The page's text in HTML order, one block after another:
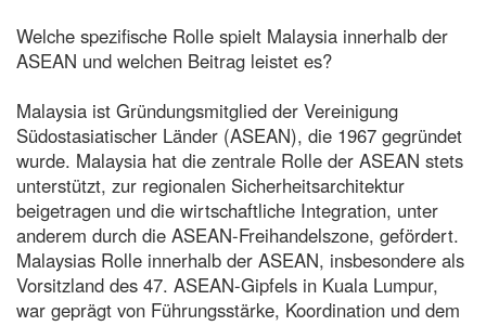
Welche spezifische Rolle spielt Malaysia innerhalb der
ASEAN und welchen Beitrag leistet es?
Malaysia ist Gründungsmitglied der Vereinigung
Südostasiatischer Länder (ASEAN), die 1967 gegründet
wurde. Malaysia hat die zentrale Rolle der ASEAN stets
unterstützt, zur regionalen Sicherheitsarchitektur
beigetragen und die wirtschaftliche Integration, unter
anderem durch die ASEAN-Freihandelszone, gefördert.
Malaysias Rolle innerhalb der ASEAN, insbesondere als
Vorsitzland des 47. ASEAN-Gipfels in Kuala Lumpur,
war geprägt von Führungsstärke, Koordination und dem